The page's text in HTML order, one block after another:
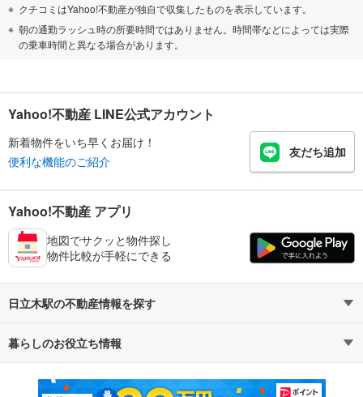
クチコミはYahoo!不動産が独自で収集したものを表示しています。
朝の通勤ラッシュ時の所要時間ではありません。時間帯などによっては実際
の乗車時間と異なる場合があります。
Yahoo!不動産 LINE公式アカウント
新着物件をいち早くお届け！
便利な機能のご紹介
友だち追加
Yahoo!不動産 アプリ
地図でサクッと物件探し
物件比較が手軽にできる
日立木駅の不動産情報を探す
不動産・住宅
新築マンション 中古マンション
暮らしのお役立ち情報
マンションカタログ 教えて！住まいの先生